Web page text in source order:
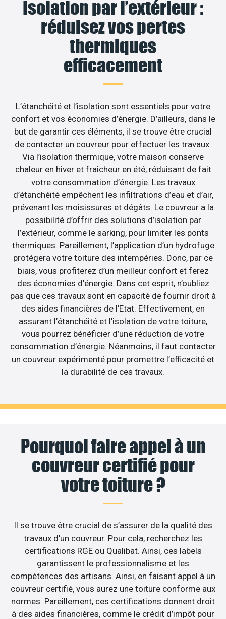
Isolation par l’extérieur :
réduisez vos pertes
thermiques
efficacement
L’étanchéité et l’isolation sont essentiels pour votre
confort et vos économies d’énergie. D’ailleurs, dans le
but de garantir ces éléments, il se trouve être crucial
de contacter un couvreur pour effectuer les travaux.
Via l’isolation thermique, votre maison conserve
chaleur en hiver et fraîcheur en été, réduisant de fait
votre consommation d’énergie. Les travaux
d’étanchéité empêchent les infiltrations d’eau et d’air,
prévenant les moisissures et dégâts. Le couvreur a la
possibilité d’offrir des solutions d’isolation par
l’extérieur, comme le sarking, pour limiter les ponts
thermiques. Pareillement, l’application d’un hydrofuge
protégera votre toiture des intempéries. Donc, par ce
biais, vous profiterez d’un meilleur confort et ferez
des économies d’énergie. Dans cet esprit, n’oubliez
pas que ces travaux sont en capacité de fournir droit à
des aides financières de l’Etat. Effectivement, en
assurant l’étanchéité et l’isolation de votre toiture,
vous pourrez bénéficier d’une réduction de votre
consommation d’énergie. Néanmoins, il faut contacter
un couvreur expérimenté pour promettre l’efficacité et
la durabilité de ces travaux.
Pourquoi faire appel à un
couvreur certifié pour
votre toiture ?
Il se trouve être crucial de s’assurer de la qualité des
travaux d’un couvreur. Pour cela, recherchez les
certifications RGE ou Qualibat. Ainsi, ces labels
garantissent le professionnalisme et les
compétences des artisans. Ainsi, en faisant appel à un
couvreur certifié, vous aurez une toiture conforme aux
normes. Pareillement, ces certifications donnent droit
à des aides financières, comme le crédit d’impôt pour